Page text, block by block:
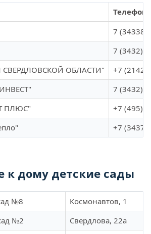
Телефон
7 (34338)
7 (3432)
ОБЛАСТИ"
+7
7 (3432)
ПЛЮС"
+7 (495)
+7
дому детские сады
№8 Космонавтов, 1
№2
Свердлова, 22а